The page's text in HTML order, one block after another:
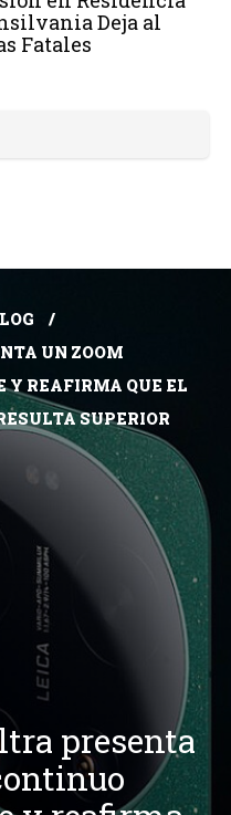
Deja al
Fatales
UN ZOOM
Y REAFIRMA QUE EL
SUPERIOR
presenta